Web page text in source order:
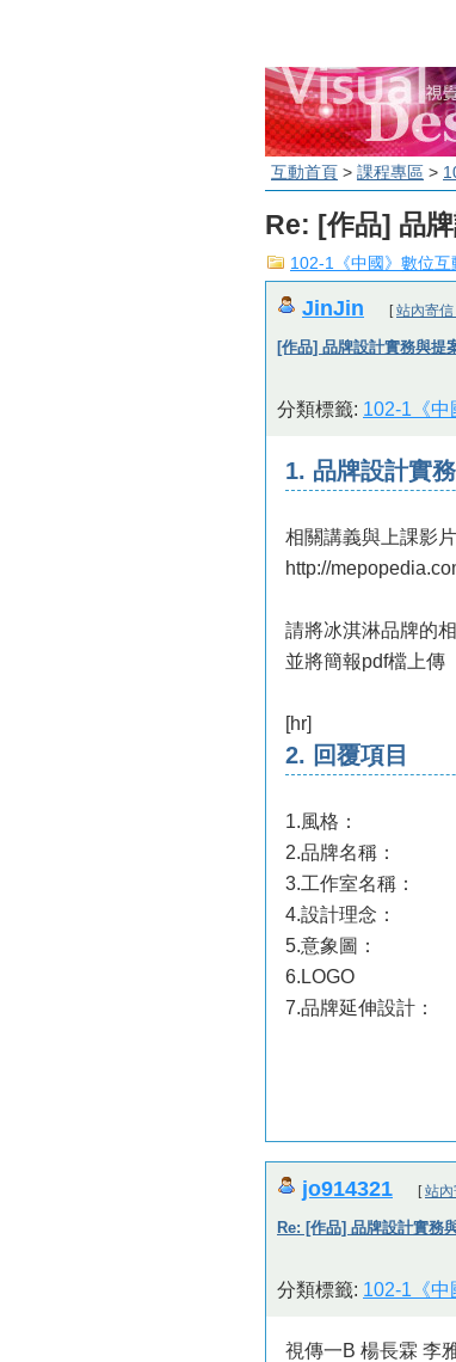
互動首頁 > 課程專區 >
Re: [作品] 品
102-1《中國》數位
JinJin [站內寄信
[作品] 品牌設計實務與提
分類標籤: 102-1《中
1. 品牌設計實
相關講義與上課影
http://
請將冰淇淋品牌的
並將簡報pdf檔上傳
[hr]
2. 回覆項目
1.風格：
2.品牌名稱：
3.工作室名稱：
4.設計理念：
5.意象圖：
6.LOGO
7.品牌延伸設計：
jo914321 [站內
Re: [作品] 品牌設計實務
分類標籤: 102-1《中
視傳一B 楊長霖 李